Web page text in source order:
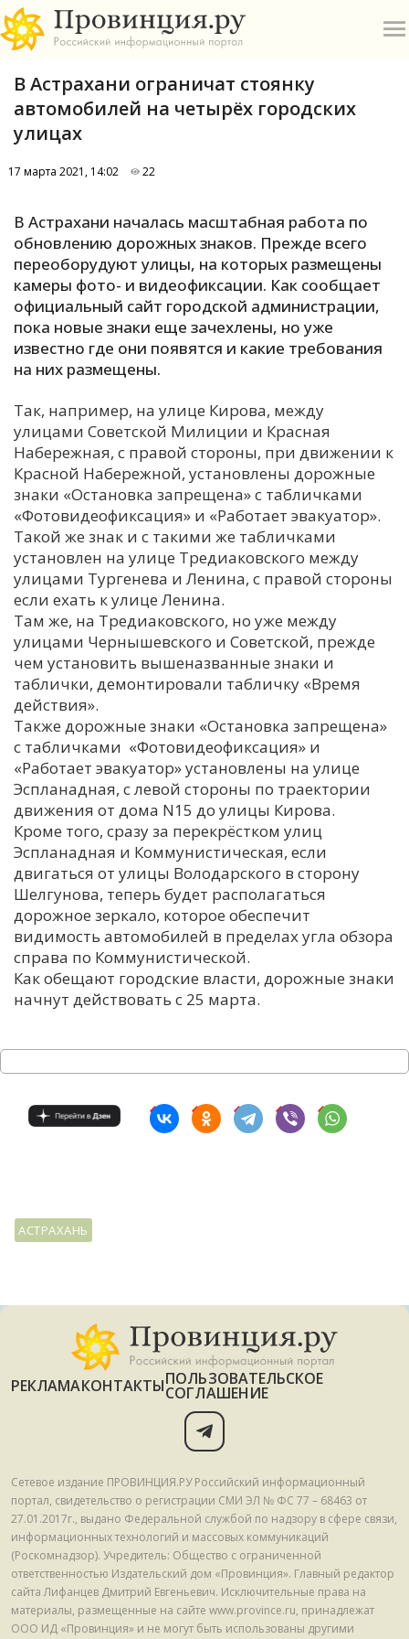
А
Б
В
Е
И
К
Н
П
Р
С
Т
У
Х
Ч
В Астрахани ограничат стоянку
автомобилей на четырёх городских
улицах
17 марта 2021, 14:02 22
В Астрахани началась масштабная работа по
обновлению дорожных знаков. Прежде всего
переоборудуют улицы, на которых размещены
камеры фото- и видеофиксации. Как сообщает
официальный сайт городской администрации,
пока новые знаки еще зачехлены, но уже
известно где они появятся и какие требования
на них размещены.
Так, например, на улице Кирова, между
улицами Советской Милиции и Красная
Набережная, с правой стороны, при движении к
Красной Набережной, установлены дорожные
знаки «Остановка запрещена» с табличками
«Фотовидеофиксация» и «Работает эвакуатор».
Такой же знак и с такими же табличками
установлен на улице Тредиаковского между
улицами Тургенева и Ленина, с правой стороны
если ехать к улице Ленина.
Там же, на Тредиаковского, но уже между
улицами Чернышевского и Советской, прежде
чем установить вышеназванные знаки и
таблички, демонтировали табличку «Время
действия».
Также дорожные знаки «Остановка запрещена»
с табличками «Фотовидеофиксация» и
«Работает эвакуатор» установлены на улице
Эспланадная, с левой стороны по траектории
движения от дома N15 до улицы Кирова.
Кроме того, сразу за перекрёстком улиц
Эспланадная и Коммунистическая, если
двигаться от улицы Володарского в сторону
Шелгунова, теперь будет располагаться
дорожное зеркало, которое обеспечит
видимость автомобилей в пределах угла обзора
справа по Коммунистической.
Как обещают городские власти, дорожные знаки
начнут действовать с 25 марта.
АСТРАХАНЬ
РЕКЛАМАКОНТАКТЫПОЛЬЗОВАТЕЛЬСКОЕ
СОГЛАШЕНИЕ
Сетевое издание ПРОВИНЦИЯ.РУ Российский информационный
портал, свидетельство о регистрации СМИ ЭЛ № ФС 77 – 68463 от
27.01.2017г., выдано Федеральной службой по надзору в сфере связи,
информационных технологий и массовых коммуникаций
(Роскомнадзор). Учредитель: Общество с ограниченной
ответственностью Издательский дом «Провинция». Главный редактор
сайта Лифанцев Дмитрий Евгеньевич. Исключительные права на
материалы, размещенные на сайте www.province.ru, принадлежат
ООО ИД «Провинция» и не могут быть использованы другими